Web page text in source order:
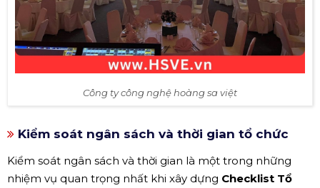
Công ty công nghệ hoàng sa việt
Kiểm soát ngân sách và thời gian tổ chức
Kiểm soát ngân sách và thời gian là một trong những
nhiệm vụ quan trọng nhất khi xây dựng Checklist Tổ